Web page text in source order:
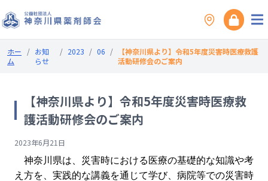
ホー
ム
/ お知
らせ
/ 2023 / 06 /
【神奈川県より】令和5年度災害時医療救護
活動研修会のご案内
【神奈川県より】令和5年度災害時医療救
護活動研修会のご案内
2023年6月21日
神奈川県は、災害時における医療の基礎的な知識や考
え方を、実践的な講義を通じて学び、病院等での災害時